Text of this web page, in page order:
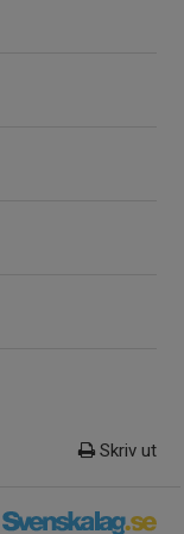
Skriv ut